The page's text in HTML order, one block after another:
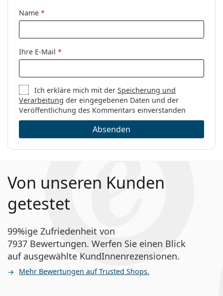
Code:
Name *
Ihre E-Mail *
Ich erkläre mich mit derSpeicherung und
Verarbeitung der eingegebenen Daten und der
Veröffentlichung des Kommentars einverstanden
Absenden
Von unseren Kunden
getestet
99%ige Zufriedenheit von
7937 Bewertungen. Werfen Sie einen Blick
auf ausgewählte KundInnenrezensionen.
Mehr Bewertungen auf Trusted Shops.